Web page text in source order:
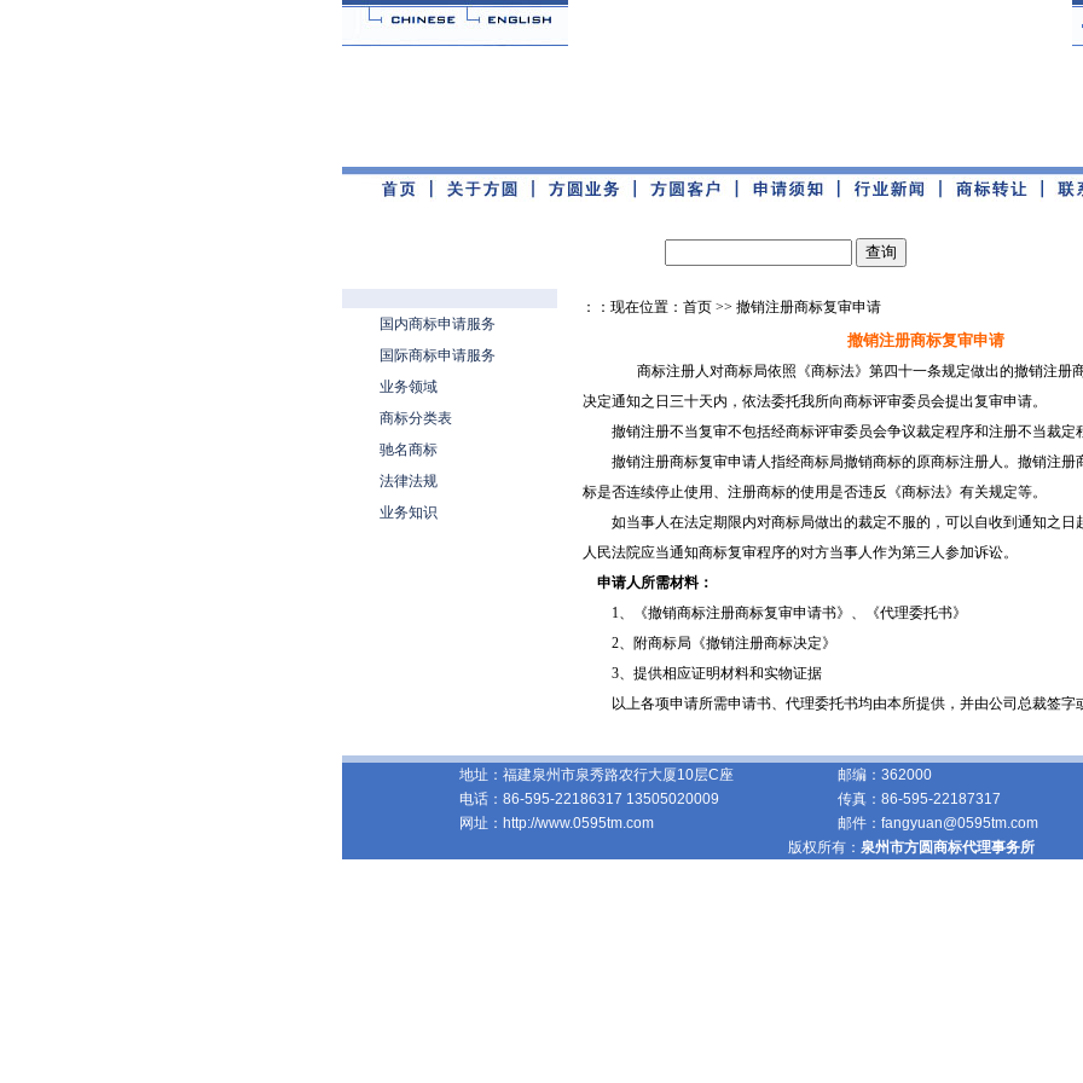
国内商标申请服务
国际商标申请服务
业务领域
商标分类表
驰名商标
法律法规
业务知识
：：现在位置：首页 >> 撤销注册商标复审申请
撤销注册商标复审申请
商标注册人对商标局依照《商标法》第四十一条规定做出的撤销注册
决定通知之日三十天内，依法委托我所向商标评审委员会提出复审申请。
撤销注册不当复审不包括经商标评审委员会争议裁定程序和注册不当裁定
撤销注册商标复审申请人指经商标局撤销商标的原商标注册人。撤销注册
标是否连续停止使用、注册商标的使用是否违反《商标法》有关规定等。
如当事人在法定期限内对商标局做出的裁定不服的，可以自收到通知之日
人民法院应当通知商标复审程序的对方当事人作为第三人参加诉讼。
申请人所需材料：
1、《撤销商标注册商标复审申请书》、《代理委托书》
2、附商标局《撤销注册商标决定》
3、提供相应证明材料和实物证据
以上各项申请所需申请书、代理委托书均由本所提供，并由公司总裁签字
地址：福建泉州市泉秀路农行大厦10层C座
电话： 86-595-22186317 13505020009
网址： http://www.0595tm.com
邮编： 362000
传真： 86-595-22187317
邮件： fangyuan@0595tm.com
版权所有： 泉州市方圆商标代理事务所 技